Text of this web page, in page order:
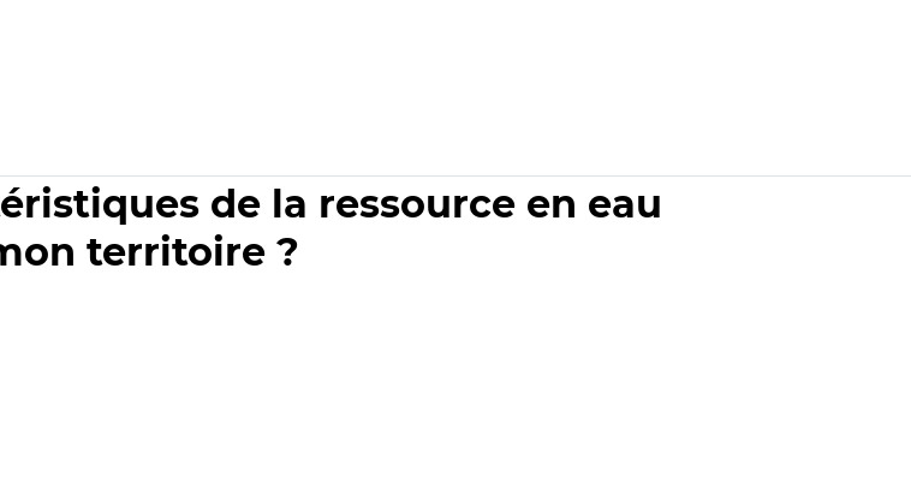
de la ressource en eau
territoire ?